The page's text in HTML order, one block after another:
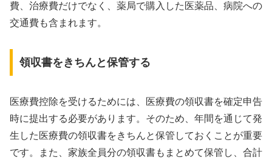
費、治療費だけでなく、薬局で購入した医薬品、病院への
交通費も含まれます。
領収書をきちんと保管する
医療費控除を受けるためには、医療費の領収書を確定申告
時に提出する必要があります。そのため、年間を通じて発
生した医療費の領収書をきちんと保管しておくことが重要
です。また、家族全員分の領収書もまとめて保管し、合計